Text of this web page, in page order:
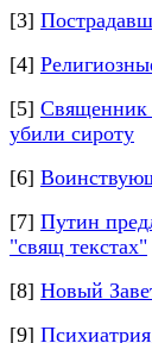
[3]
[4]
[5] Священник
убили сироту
[6]
[7] Путин
"свящ текcтах"
[8] Новый
[9]